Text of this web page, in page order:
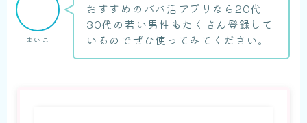
まいこ
おすすめのパパ活アプリなら20代
30代の若い男性もたくさん登録して
いるのでぜひ使ってみてください。